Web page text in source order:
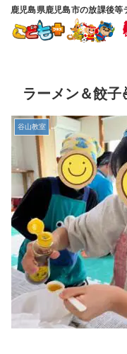
鹿児島県鹿児島市の放課後
ラーメン＆餃
谷山教室